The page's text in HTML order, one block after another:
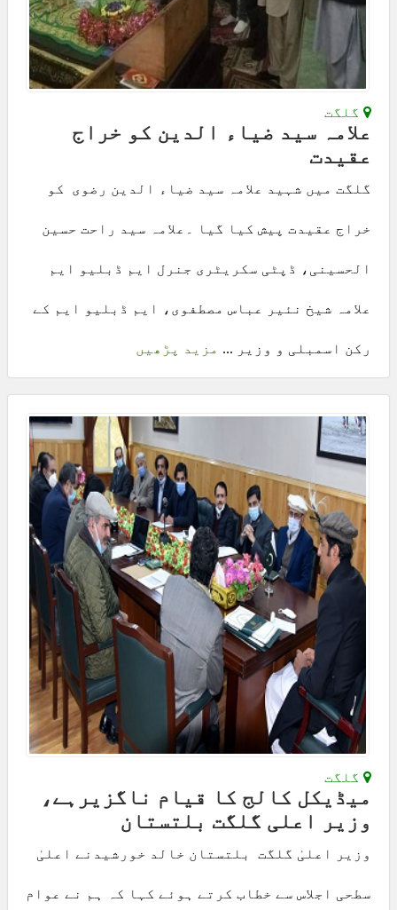
گلگت
علامہ سید ضیاء الدین کو خراج
عقیدت
گلگت میں شہید علامہ سید ضیاء الدین رضوی کو
خراج عقیدت پیش کیا گیا ۔علامہ سید راحت حسین
الحسینی، ڈپٹی سکریٹری جنرل ایم ڈبلیو ایم
علامہ شیخ نئیر عباس مصطفوی، ایم ڈبلیو ایم کے
رکن اسمبلی و وزیر ... مزید پڑھیں
گلگت
میڈیکل کالج کا قیام ناگزیرہے،
وزیر اعلی گلگت بلتستان
وزیر اعلیٰ گلگت بلتستان خالد خورشیدنے اعلیٰ
سطحی اجلاس سے خطاب کرتے ہوئے کہا کہ ہم نے عوام